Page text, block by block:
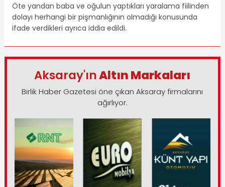
Öte yandan baba ve oğulun yaptıkları yaralama fiilinden
dolayı herhangi bir pişmanlığının olmadığı konusunda
ifade verdikleri ayrıca iddia edildi.
Aksaray'ınAltın Markaları
Birlik Haber Gazetesi öne çıkan Aksaray firmalarını
ağırlıyor.